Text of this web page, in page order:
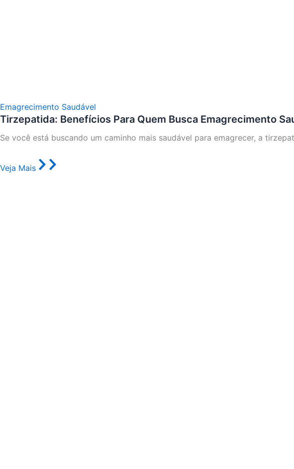
Emagrecimento Saudável
Tirzepatida: Benefícios Para Quem Busca Emagrecimento
Se você está buscando um caminho mais saudável para emagrecer, a
Veja Mais